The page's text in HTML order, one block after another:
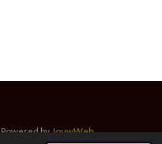
Powered byJouwWeb